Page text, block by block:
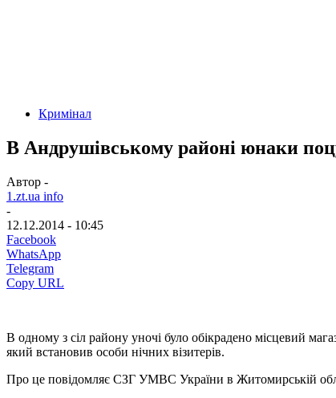
Кримінал
В Андрушівському районі юнаки
Автор -
1.zt.ua info
-
12.12.2014 - 10:45
Facebook
WhatsApp
Telegram
Copy URL
В одному з сіл району уночі було обікрадено місцевий
який встановив особи нічних візитерів.
Про це повідомляє СЗГ УМВС України в Житомирській